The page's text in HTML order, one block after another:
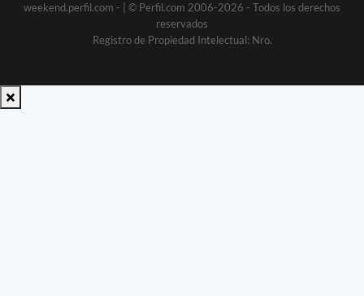
weekend.perfil.com -
| © Perfil.com 2006-2026 - Todos los derechos
reservados
Registro de Propiedad Intelectual: Nro.